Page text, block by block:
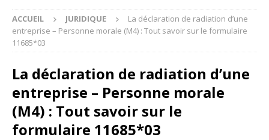
ACCUEIL JURIDIQUE
La déclaration de radiation d’une
entreprise – Personne morale (M4) : Tout savoir sur le formulaire
11685*03
La déclaration de radiation d’une
entreprise – Personne morale
(M4) : Tout savoir sur le
formulaire 11685*03